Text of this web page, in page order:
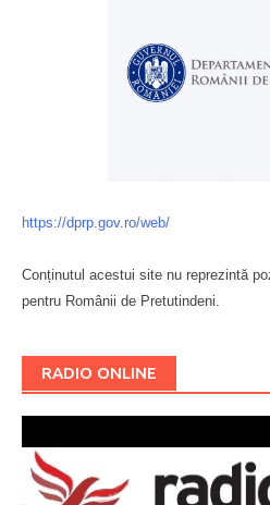
https://dprp.gov.ro/web/
Conținutul acestui site nu reprezintă
pentru Românii de Pretutindeni.
RADIO ONLINE